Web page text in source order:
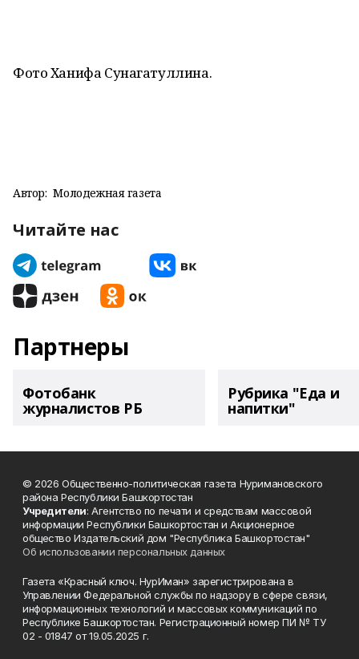
Фото Ханифа Сунагатуллина.
Автор: Молодежная газета
Читайте нас
Партнеры
Фотобанк
журналистов РБ
Рубрика "Еда и
напитки"
© 2026 Общественно-политическая газета Нуримановского
района Республики Башкортостан
Учредители: Агентство по печати и средствам массовой
информации Республики Башкортостан и Акционерное
общество Издательский дом "Республика Башкортостан"
Об использовании персональных данных
Газета «Красный ключ. НурИман» зарегистрирована в
Управлении Федеральной службы по надзору в сфере связи,
информационных технологий и массовых коммуникаций по
Республике Башкортостан. Регистрационный номер ПИ № ТУ
02 - 01847 от 19.05.2025 г.